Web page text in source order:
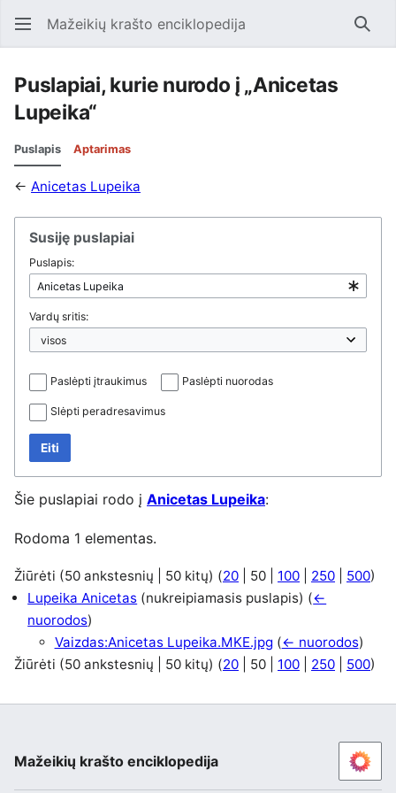
Mažeikių krašto enciklopedija
Puslapiai, kurie nurodo į „Anicetas
Lupeika“
Puslapis Aptarimas
← Anicetas Lupeika
Susiję puslapiai
Puslapis:
Vardų sritis:
Paslėpti įtraukimus Paslėpti nuorodas
Slėpti peradresavimus
Eiti
Šie puslapiai rodo į Anicetas Lupeika:
Rodoma 1 elementas.
Žiūrėti (50 ankstesnių 50 kitų) (20 50 100 250 500)
Lupeika Anicetas (nukreipiamasis puslapis) (←
nuorodos)
Vaizdas:Anicetas Lupeika.MKE.jpg (← nuorodos)
Žiūrėti (50 ankstesnių 50 kitų) (20 50 100 250 500)
Mažeikių krašto enciklopedija